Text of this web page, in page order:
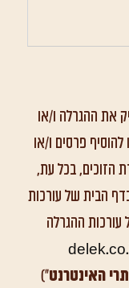
את ההגרלה ו/או
פרסים ו/או
הזוכים, בכל עת,
הבית של עורכות
ההגרלה
האינטרנט")